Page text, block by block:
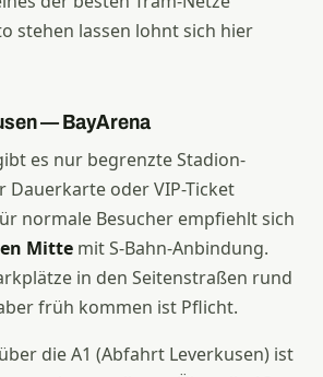
stehen lassen lohnt sich hier
— BayArena
es nur begrenzte Stadion-
Dauerkarte oder VIP-Ticket
normale Besucher empfiehlt sich
Mitte mit S-Bahn-Anbindung.
in den Seitenstraßen rund
früh kommen ist Pflicht.
die A1 (Abfahrt Leverkusen) ist